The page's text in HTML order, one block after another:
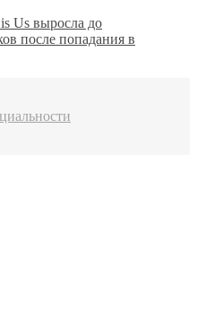
Us выросла до
после попадания в